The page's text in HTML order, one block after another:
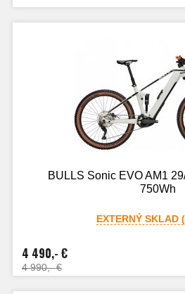
BULLS Sonic EVO AM1
750Wh
EXTERNÝ SKLAD
4 490,- €
4 990,- €